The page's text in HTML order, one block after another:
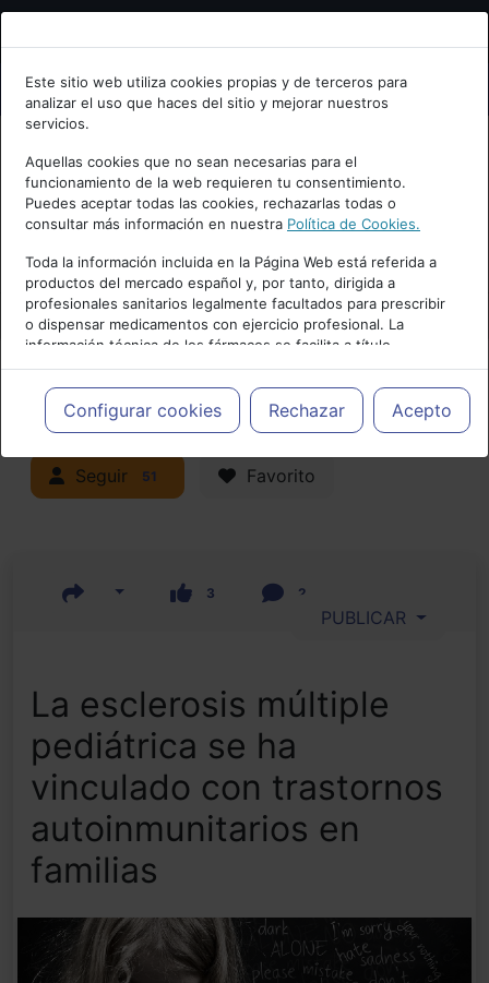
Bienvenid@ a psiquiatria.com
Escribe tu Email
Accede o regístrate con tu email.
Cancelar
Este sitio web utiliza cookies propias y de terceros para
analizar el uso que haces del sitio y mejorar nuestros
servicios.
Aquellas cookies que no sean necesarias para el
funcionamiento de la web requieren tu consentimiento.
Puedes aceptar todas las cookies, rechazarlas todas o
consultar más información en nuestra Política de Cookies.
Toda la información incluida en la Página Web está referida a
productos del mercado español y, por tanto, dirigida a
profesionales sanitarios legalmente facultados para prescribir
o dispensar medicamentos con ejercicio profesional. La
información técnica de los fármacos se facilita a título
meramente informativo, siendo responsabilidad de los
profesionales facultados prescribir medicamentos y decidir, en
cada caso concreto, el tratamiento más adecuado a las
necesidades del paciente.
Configurar cookies Rechazar Acepto
Actualidad y Artículos|
Neuropsiquiatría y Neurología
Seguir 51 Favorito
3 2
PUBLICAR
La esclerosis múltiple
pediátrica se ha
vinculado con trastornos
autoinmunitarios en
familias